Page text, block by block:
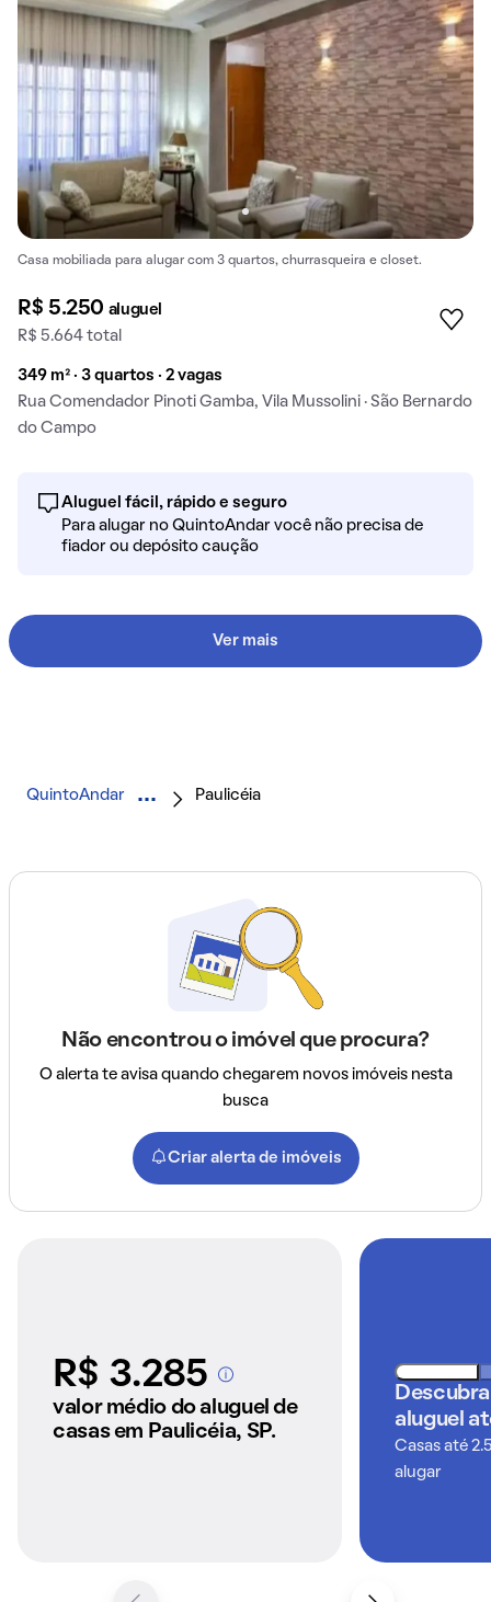
Casa mobiliada para alugar com 3 quartos, churrasqueira e closet.
R$ 5.250 aluguel
R$ 5.664 total
349 m² · 3 quartos · 2 vagas
Rua Comendador Pinoti Gamba, Vila Mussolini · São Bernardo
do Campo
Aluguel fácil, rápido e seguro
Para alugar no QuintoAndar você não precisa de
fiador ou depósito caução
Ver mais
QuintoAndar Paulicéia
Não encontrou o imóvel que procura?
O alerta te avisa quando chegarem novos imóveis nesta
busca
Criar alerta de imóveis
R$ 3.285A partir dos imóveis
anunciados pelo
QuintoAndar
valor médio do aluguel de
casas em Paulicéia, SP.
aluguel
Casas até
alugar